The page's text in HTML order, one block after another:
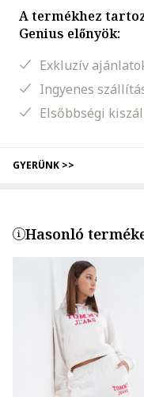
A termékhez
Genius előnyök:
Exkluzív
Ingyenes
Elsőbbségi
GYERÜNK >>
Hasonló